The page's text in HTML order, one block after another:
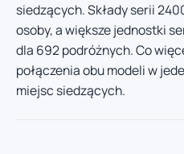
siedzących. Składy serii
osoby, a większe jednostki
dla 692 podróżnych. Co
połączenia obu modeli w
miejsc siedzących.